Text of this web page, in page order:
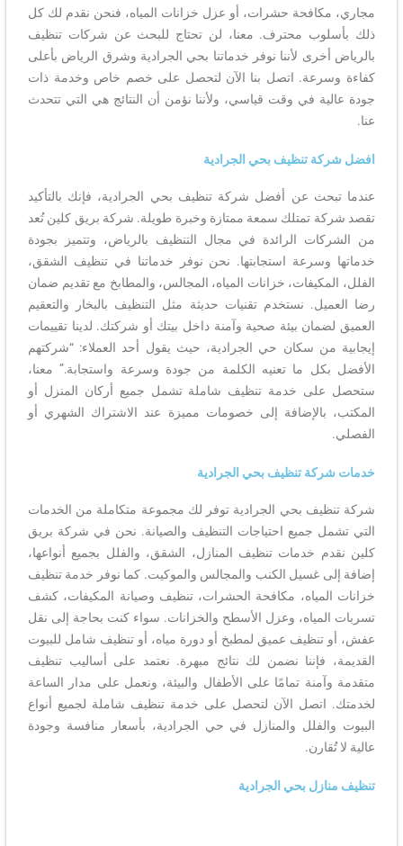
مجاري، مكافحة حشرات، أو عزل خزانات المياه، فنحن نقدم لك كل
ذلك بأسلوب محترف. معنا، لن تحتاج للبحث عن شركات تنظيف
بالرياض أخرى لأننا نوفر خدماتنا بحي الجرادية وشرق الرياض بأعلى
كفاءة وسرعة. اتصل بنا الآن لتحصل على خصم خاص وخدمة ذات
جودة عالية في وقت قياسي، ولأننا نؤمن أن النتائج هي التي تتحدث
عنا.
افضل شركة تنظيف بحي الجرادية
عندما تبحث عن أفضل شركة تنظيف بحي الجرادية، فإنك بالتأكيد
تقصد شركة تمتلك سمعة ممتازة وخبرة طويلة. شركة بريق كلين تُعد
من الشركات الرائدة في مجال التنظيف بالرياض، وتتميز بجودة
خدماتها وسرعة استجابتها. نحن نوفر خدماتنا في تنظيف الشقق،
الفلل، المكيفات، خزانات المياه، المجالس، والمطابخ مع تقديم ضمان
رضا العميل. نستخدم تقنيات حديثة مثل التنظيف بالبخار والتعقيم
العميق لضمان بيئة صحية وآمنة داخل بيتك أو شركتك. لدينا تقييمات
إيجابية من سكان حي الجرادية، حيث يقول أحد العملاء: “شركتهم
الأفضل بكل ما تعنيه الكلمة من جودة وسرعة واستجابة.” معنا،
ستحصل على خدمة تنظيف شاملة تشمل جميع أركان المنزل أو
المكتب، بالإضافة إلى خصومات مميزة عند الاشتراك الشهري أو
الفصلي.
خدمات شركة تنظيف بحي الجرادية
شركة تنظيف بحي الجرادية توفر لك مجموعة متكاملة من الخدمات
التي تشمل جميع احتياجات التنظيف والصيانة. نحن في شركة بريق
كلين نقدم خدمات تنظيف المنازل، الشقق، والفلل بجميع أنواعها،
إضافة إلى غسيل الكنب والمجالس والموكيت. كما نوفر خدمة تنظيف
خزانات المياه، مكافحة الحشرات، تنظيف وصيانة المكيفات، كشف
تسربات المياه، وعزل الأسطح والخزانات. سواء كنت بحاجة إلى نقل
عفش، أو تنظيف عميق لمطبخ أو دورة مياه، أو تنظيف شامل للبيوت
القديمة، فإننا نضمن لك نتائج مبهرة. نعتمد على أساليب تنظيف
متقدمة وآمنة تمامًا على الأطفال والبيئة، ونعمل على مدار الساعة
لخدمتك. اتصل الآن لتحصل على خدمة تنظيف شاملة لجميع أنواع
البيوت والفلل والمنازل في حي الجرادية، بأسعار منافسة وجودة
عالية لا تُقارن.
تنظيف منازل بحي الجرادية